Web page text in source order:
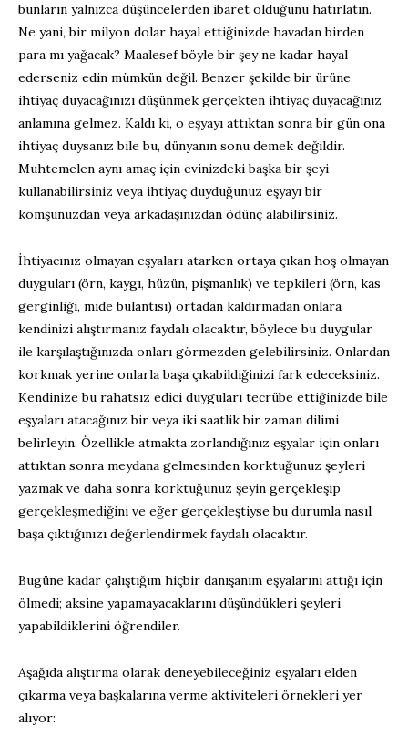
bunların yalnızca düşüncelerden ibaret olduğunu hatırlatın.
Ne yani, bir milyon dolar hayal ettiğinizde havadan birden
para mı yağacak? Maalesef böyle bir şey ne kadar hayal
ederseniz edin mümkün değil. Benzer şekilde bir ürüne
ihtiyaç duyacağınızı düşünmek gerçekten ihtiyaç duyacağınız
anlamına gelmez. Kaldı ki, o eşyayı attıktan sonra bir gün ona
ihtiyaç duysanız bile bu, dünyanın sonu demek değildir.
Muhtemelen aynı amaç için evinizdeki başka bir şeyi
kullanabilirsiniz veya ihtiyaç duyduğunuz eşyayı bir
komşunuzdan veya arkadaşınızdan ödünç alabilirsiniz.
İhtiyacınız olmayan eşyaları atarken ortaya çıkan hoş olmayan
duyguları (örn, kaygı, hüzün, pişmanlık) ve tepkileri (örn, kas
gerginliği, mide bulantısı) ortadan kaldırmadan onlara
kendinizi alıştırmanız faydalı olacaktır, böylece bu duygular
ile karşılaştığınızda onları görmezden gelebilirsiniz. Onlardan
korkmak yerine onlarla başa çıkabildiğinizi fark edeceksiniz.
Kendinize bu rahatsız edici duyguları tecrübe ettiğinizde bile
eşyaları atacağınız bir veya iki saatlik bir zaman dilimi
belirleyin. Özellikle atmakta zorlandığınız eşyalar için onları
attıktan sonra meydana gelmesinden korktuğunuz şeyleri
yazmak ve daha sonra korktuğunuz şeyin gerçekleşip
gerçekleşmediğini ve eğer gerçekleştiyse bu durumla nasıl
başa çıktığınızı değerlendirmek faydalı olacaktır.
Bugüne kadar çalıştığım hiçbir danışanım eşyalarını attığı için
ölmedi; aksine yapamayacaklarını düşündükleri şeyleri
yapabildiklerini öğrendiler.
Aşağıda alıştırma olarak deneyebileceğiniz eşyaları elden
çıkarma veya başkalarına verme aktiviteleri örnekleri yer
alıyor: